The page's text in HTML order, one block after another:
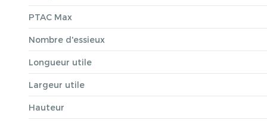
PTAC Max
Nombre d'essieux
Longueur utile
Largeur utile
Hauteur